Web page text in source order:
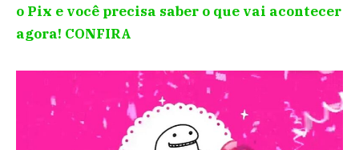
o Pix e você precisa saber o que vai acontecer
agora! CONFIRA